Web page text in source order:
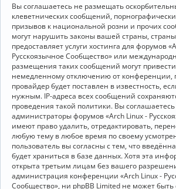
Вы соглашаетесь не размещать
клеветнических сообщений,
призывов к национальной розни и прочих
могут нарушить законы вашей страны,
предоставляет услуги хостинга для форумов
Русскоязычное Сообщество» или
размещения таких сообщений могут
немедленному отключению от конференции,
провайдер будет поставлен в известность,
нужным. IP-адреса всех сообщений
проведения такой политики. Вы соглашаетесь
администраторы форумов «Arch Linux -
имеют право удалить, отредактировать,
любую тему в любое время по своему
пользователь вы согласны с тем, что
будет храниться в базе данных. Хотя эта
открыта третьим лицам без вашего
администрация конференции «Arch Linux -
Сообщество», ни phpBB Limited не может быть